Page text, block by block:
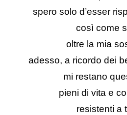
spero solo d’esser
così come
oltre la mia
adesso, a ricordo dei
mi restano
pieni di vita e
resistenti a